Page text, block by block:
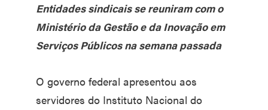
Entidades sindicais se reuniram com o
Ministério da Gestão e da Inovação em
Serviços Públicos na semana passada
O governo federal apresentou aos
servidores do Instituto Nacional do